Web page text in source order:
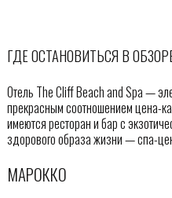
ГДЕ ОСТАНОВИТЬСЯ В
Отель The Cliff Beach and Spa —
прекрасным соотношением цена-
имеются ресторан и бар с
здорового образа жизни — спа-
МАРОККО